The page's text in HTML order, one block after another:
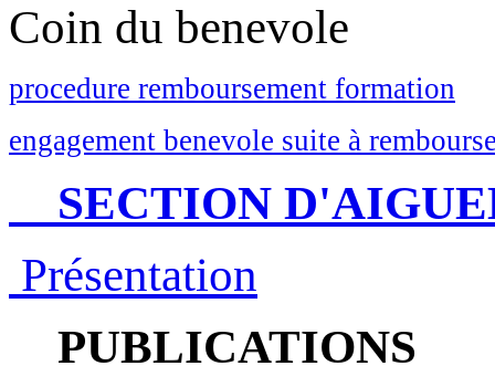
Coin du benevole
procedure remboursement formation
engagement benevole suite à
SECTION
Présentation
PUBLICATIONS